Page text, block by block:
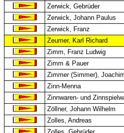
Zerwick, Gebrüder
Zerwick, Johann Paulus
Zerwick, Franz
Zeumer, Karl Richard
Zimm, Franz Ludwig
Zimm & Pauer
Zimmer (Simmer),
Zinn-Menna
Zinnwaren- und
Zöllner, Johann Wilhelm
Zolles, Andreas